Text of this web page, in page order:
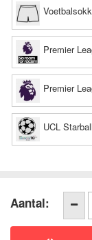
Premier
Premier
UCL
Aantal: